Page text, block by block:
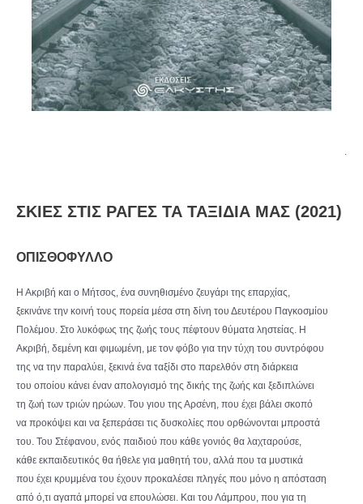
.
ΣΚΙΕΣ ΣΤΙΣ ΡΑΓΕΣ ΤΑ ΤΑΞΙΔΙΑ ΜΑΣ (2021)
ΟΠΙΣΘΟΦΥΛΛΟ
Η Ακριβή και ο Μήτσος, ένα συνηθισμένο ζευγάρι της επαρχίας,
ξεκινάνε την κοινή τους πορεία μέσα στη δίνη του Δευτέρου Παγκοσμίου
Πολέμου. Στο λυκόφως της ζωής τους πέφτουν θύματα ληστείας. Η
Ακριβή, δεμένη και φιμωμένη, με τον φόβο για την τύχη του συντρόφου
της να την παραλύει, ξεκινά ένα ταξίδι στο παρελθόν στη διάρκεια
του οποίου κάνει έναν απολογισμό της δικής της ζωής και ξεδιπλώνει
τη ζωή των τριών ηρώων. Του γιου της Αρσένη, που έχει βάλει σκοπό
να προκόψει και να ξεπεράσει τις δυσκολίες που ορθώνονται μπροστά
του. Του Στέφανου, ενός παιδιού που κάθε γονιός θα λαχταρούσε,
κάθε εκπαιδευτικός θα ήθελε για μαθητή του, αλλά που τα μυστικά
που έχει κρυμμένα του έχουν προκαλέσει πληγές που μόνο η απόσταση
από ό,τι αγαπά μπορεί να επουλώσει. Και του Λάμπρου, που για τη